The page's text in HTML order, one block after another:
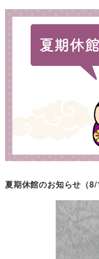
夏期休館のお知らせ（8/